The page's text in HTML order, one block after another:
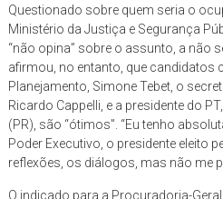
Questionado sobre quem seria o
Ministério da Justiça e Segurança
“não opina” sobre o assunto, a não
afirmou, no entanto, que candidatos
Planejamento, Simone Tebet, o
Ricardo Cappelli, e a presidente do
(PR), são “ótimos”. “Eu tenho
Poder Executivo, o presidente eleito
reflexões, os diálogos, mas não me
O indicado para a Procuradoria-